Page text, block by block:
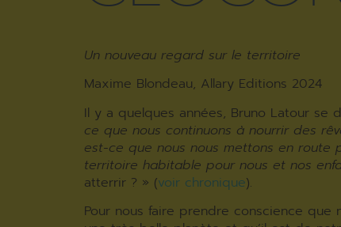
Un nouveau regard sur le territoire
Maxime Blondeau, Allary Editions 2024
Il y a quelques années, Bruno Latour se
ce que nous continuons à nourrir des
est-ce que nous nous mettons en route
territoire habitable pour nous et nos
atterrir ? » (voir chronique).
Pour nous faire prendre conscience que